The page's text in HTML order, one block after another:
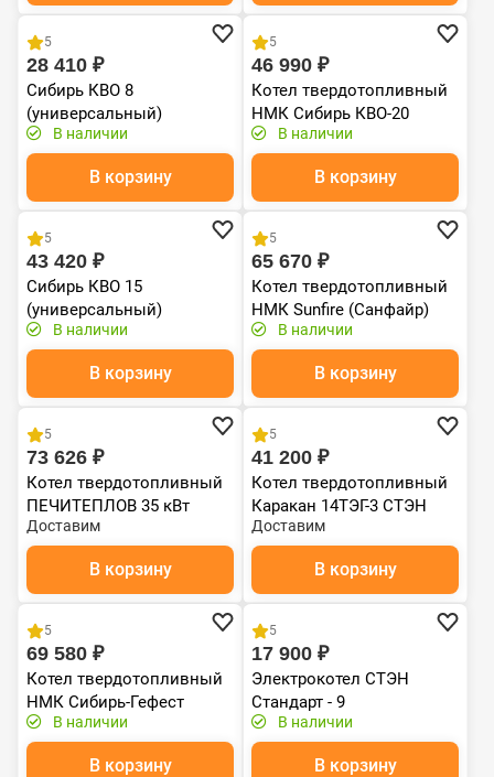
5
28 410 ₽
Сибирь КВО 8
(универсальный)
В наличии
В корзину
5
46 990 ₽
Котел твердотопливный
НМК Сибирь КВО-20
В наличии
В корзину
Хит продаж
5
43 420 ₽
Сибирь КВО 15
(универсальный)
В наличии
В корзину
Хит продаж
5
65 670 ₽
Котел твердотопливный
НМК Sunfire (Санфайр)
15кВтВ наличии
В корзину
5
73 626 ₽
Котел твердотопливный
ПЕЧИТЕПЛОВ 35 кВт
Доставим
В корзину
5
41 200 ₽
Котел твердотопливный
Каракан 14ТЭГ-3 СТЭН
Доставим
В корзину
Хит продаж
5
69 580 ₽
Котел твердотопливный
НМК Сибирь-Гефест
(Gefest) КВО-30
В наличии
В корзину
5
17 900 ₽
Электрокотел СТЭН
Стандарт - 9
В наличии
В корзину